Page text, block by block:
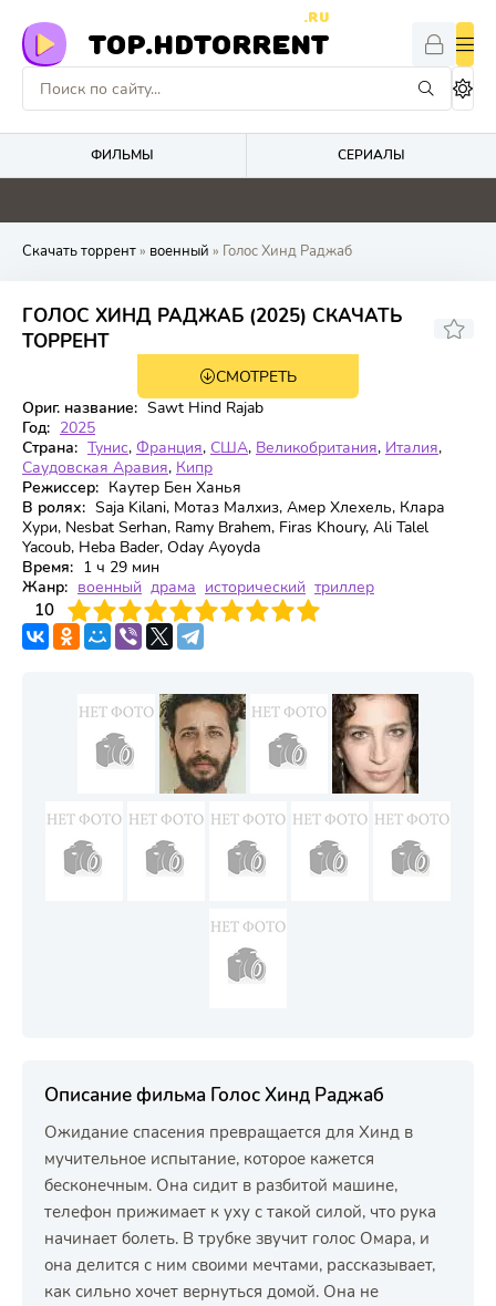
TOP.HDTORRENT
.RU
ФИЛЬМЫ СЕРИАЛЫ
0 0 0 0
Скачать торрент» военный » Голос Хинд Раджаб
ГОЛОС ХИНД РАДЖАБ (2025) СКАЧАТЬ
ТОРРЕНТ
6.911 8.3
СМОТРЕТЬ
Ориг. название: Sawt Hind Rajab
Год: 2025
Страна: Тунис, Франция, США, Великобритания, Италия,
Саудовская Аравия, Кипр
Режиссер: Каутер Бен Ханья
В ролях: Saja Kilani, Мотаз Малхиз, Амер Хлехель, Клара
Хури, Nesbat Serhan, Ramy Brahem, Firas Khoury, Ali Talel
Yacoub, Heba Bader, Oday Ayoyda
Время: 1 ч 29 мин
Жанр: военный драма исторический триллер
10
4 6 7 8 9 10
Описание фильма Голос Хинд Раджаб
Ожидание спасения превращается для Хинд в
мучительное испытание, которое кажется
бесконечным. Она сидит в разбитой машине,
телефон прижимает к уху с такой силой, что рука
начинает болеть. В трубке звучит голос Омара, и
она делится с ним своими мечтами, рассказывает,
как сильно хочет вернуться домой. Она не